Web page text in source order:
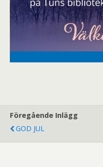
Föregående Inlägg
GOD JUL